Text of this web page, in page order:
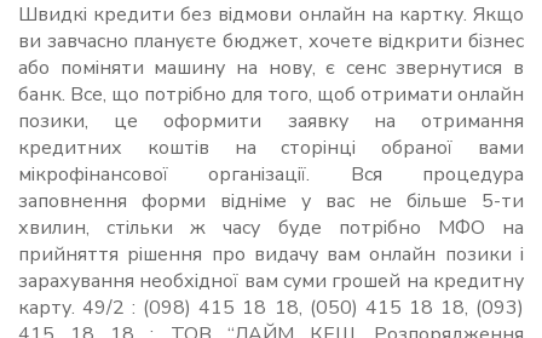
Швидкі кредити без відмови онлайн на картку. Якщо
ви завчасно плануєте бюджет, хочете відкрити бізнес
або поміняти машину на нову, є сенс звернутися в
банк. Все, що потрібно для того, щоб отримати онлайн
позики, це оформити заявку на отримання
кредитних коштів на сторінці обраної вами
мікрофінансової організації. Вся процедура
заповнення форми відніме у вас не більше 5-ти
хвилин, стільки ж часу буде потрібно МФО на
прийняття рішення про видачу вам онлайн позики і
зарахування необхідної вам суми грошей на кредитну
карту. 49/2 : (098) 415 18 18, (050) 415 18 18, (093)